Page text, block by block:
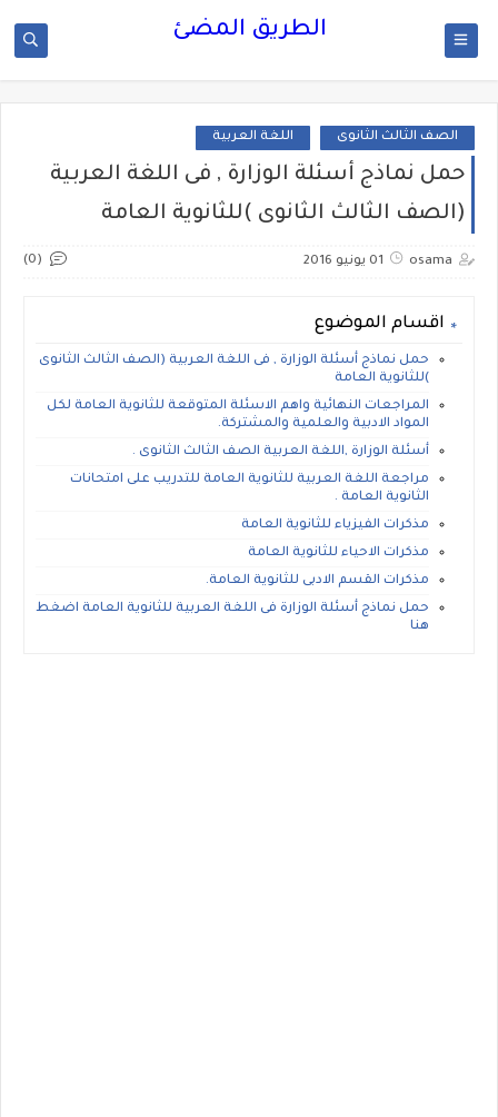
الطريق المضئ
الصف الثالث الثانوى اللغة العربية
حمل نماذج أسئلة الوزارة , فى اللغة العربية
(الصف الثالث الثانوى )للثانوية العامة
osama 01 يونيو 2016 (0)
اقسام الموضوع
حمل نماذج أسئلة الوزارة , فى اللغة العربية (الصف الثالث الثانوى
)للثانوية العامة
المراجعات النهائية واهم الاسئلة المتوقعة للثانوية العامة لكل
المواد الادبية والعلمية والمشتركة.
أسئلة الوزارة ,اللغة العربية الصف الثالث الثانوى .
مراجعة اللغة العربية للثانوية العامة للتدريب على امتحانات
الثانوية العامة .
مذكرات الفيزياء للثانوية العامة
مذكرات الاحياء للثانوية العامة
مذكرات القسم الادبى للثانوية العامة.
حمل نماذج أسئلة الوزارة فى اللغة العربية للثانوية العامة اضغط
هنا